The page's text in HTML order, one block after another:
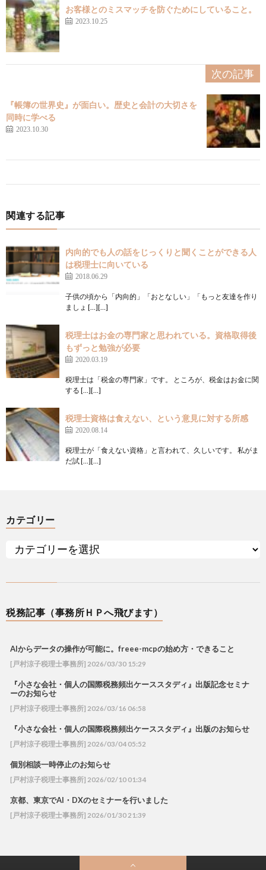
お客様とのミスマッチを防ぐためにしていること。
2023.10.25
次の記事
『帳簿の世界史』が面白い。歴史と会計の大切さを
同時に学べる
2023.10.30
関連する記事
内向的でも人の話をじっくりと聞くことができる人
は税理士に向いている
2018.06.29
子供の頃から「内向的」「おとなしい」「もっと友達を作り
ましょ […][…]
税理士はお金の専門家と思われている。資格取得後
もずっと勉強が必要
2020.03.19
税理士は「税金の専門家」です。 ところが、税金はお金に関
する […][…]
税理士資格は食えない、という意見に対する所感
2020.08.14
税理士が「食えない資格」と言われて、久しいです。 私がま
だ試 […][…]
カテゴリー
税務記事（事務所ＨＰへ飛びます）
AIからデータの操作が可能に。freee-mcpの始め方・できること
[戸村涼子税理士事務所] 2026/03/30 15:29
『小さな会社・個人の国際税務頻出ケーススタディ』出版記念セミナ
ーのお知らせ
[戸村涼子税理士事務所] 2026/03/16 06:58
『小さな会社・個人の国際税務頻出ケーススタディ』出版のお知らせ
[戸村涼子税理士事務所] 2026/03/04 05:52
個別相談一時停止のお知らせ
[戸村涼子税理士事務所] 2026/02/10 01:34
京都、東京でAI・DXのセミナーを行いました
[戸村涼子税理士事務所] 2026/01/30 21:39